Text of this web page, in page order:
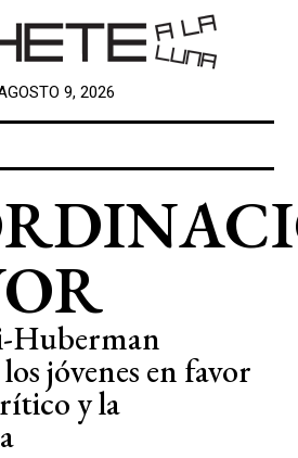
9, 2026
Huberman
jóvenes en favor
y la